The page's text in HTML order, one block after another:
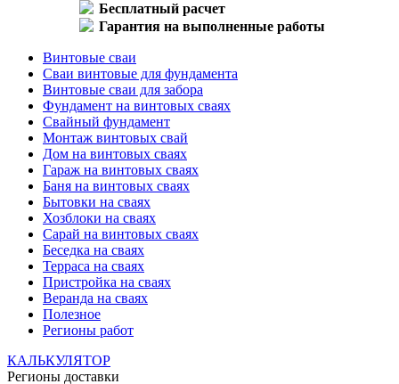
Бесплатный расчет
Гарантия на выполненные работы
Винтовые сваи
Сваи винтовые для фундамента
Винтовые сваи для забора
Фундамент на винтовых сваях
Свайный фундамент
Монтаж винтовых свай
Дом на винтовых сваях
Гараж на винтовых сваях
Баня на винтовых сваях
Бытовки на сваях
Хозблоки на сваях
Сарай на винтовых сваях
Беседка на сваях
Терраса на сваях
Пристройка на сваях
Веранда на сваях
Полезное
Регионы работ
КАЛЬКУЛЯТОР
Регионы доставки